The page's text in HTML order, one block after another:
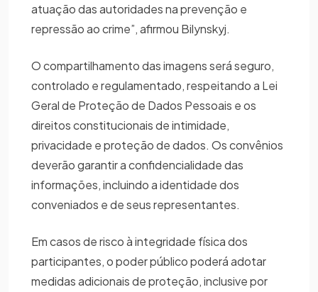
atuação das autoridades na prevenção e
repressão ao crime”, afirmou Bilynskyj.
O compartilhamento das imagens será seguro,
controlado e regulamentado, respeitando a Lei
Geral de Proteção de Dados Pessoais e os
direitos constitucionais de intimidade,
privacidade e proteção de dados. Os convênios
deverão garantir a confidencialidade das
informações, incluindo a identidade dos
conveniados e de seus representantes.
Em casos de risco à integridade física dos
participantes, o poder público poderá adotar
medidas adicionais de proteção, inclusive por